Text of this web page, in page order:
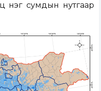
нэг сумдын нутгаар